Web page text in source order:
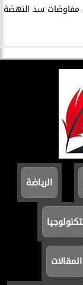
مفاوضات سد النهضة
الرياضة
المقالات